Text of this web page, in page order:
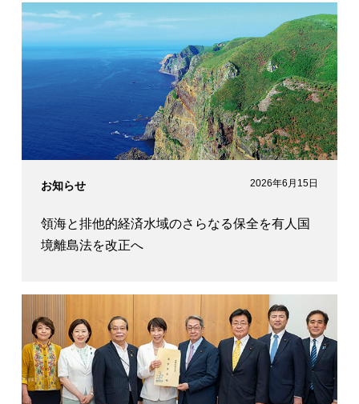
お知らせ 2026年6月15日
領海と排他的経済水域のさらなる保全を有人国
境離島法を改正へ